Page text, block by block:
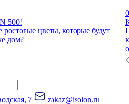
500!
ростовые цветы, которые будут
дом?
7
zakaz@isolon.ru